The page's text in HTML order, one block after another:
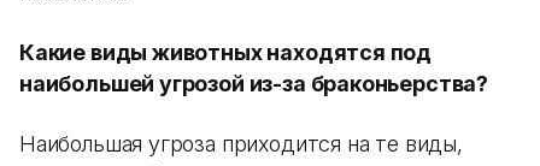
Какие виды животных находятся под
наибольшей угрозой из-за браконьерства?
Наибольшая угроза приходится на те виды,